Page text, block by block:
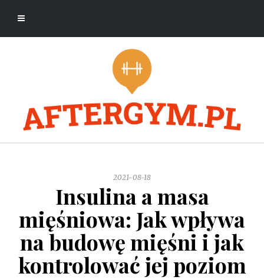
2021-08-18
Insulina a masa
mięśniowa: Jak wpływa
na budowę mięśni i jak
kontrolować jej poziom